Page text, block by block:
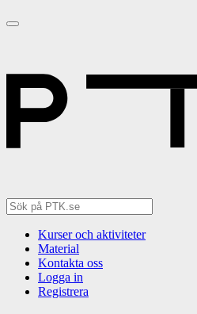
Kurser och aktiviteter
Material
Kontakta oss
Logga in
Registrera